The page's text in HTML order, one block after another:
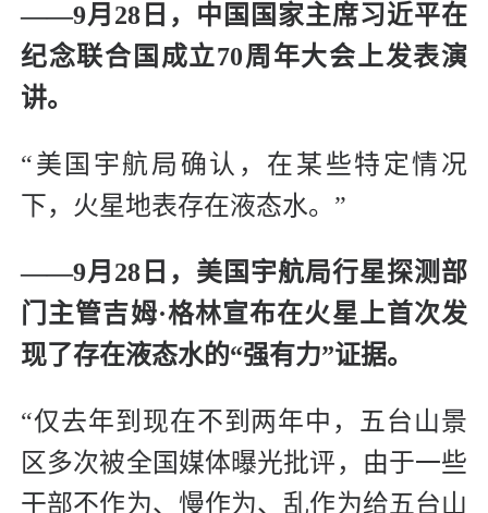
——9月28日，中国国家主席习近平在
纪念联合国成立70周年大会上发表演
讲。
“美国宇航局确认，在某些特定情况
下，火星地表存在液态水。”
——9月28日，美国宇航局行星探测部
门主管吉姆·格林宣布在火星上首次发
现了存在液态水的“强有力”证据。
“仅去年到现在不到两年中，五台山景
区多次被全国媒体曝光批评，由于一些
干部不作为、慢作为、乱作为给五台山